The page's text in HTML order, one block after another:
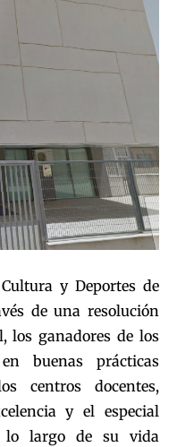
y Deportes de
de una resolución
los ganadores de los
buenas prácticas
centros docentes,
y el especial
lo largo de su vida